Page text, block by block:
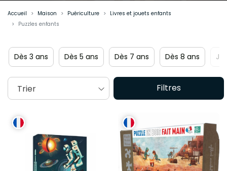
Accueil Maison Puériculture
Livres et jouets enfants
Puzzles enfants
Nouveautés Dès 3 ans Dès 5 ans Dès 7 ans
Filtres
Trier